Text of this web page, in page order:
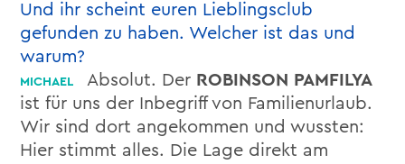
Und ihr scheint euren Lieblingsclub
gefunden zu haben. Welcher ist das und
warum?
Absolut. Der ROBINSON PAMFILYA
ist für uns der Inbegriff von Familienurlaub.
Wir sind dort angekommen und wussten:
Hier stimmt alles. Die Lage direkt am